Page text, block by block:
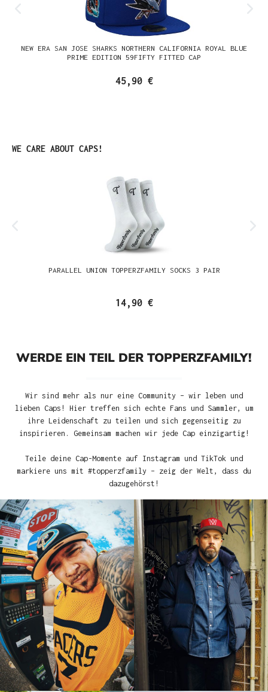
NEW ERA SAN JOSE SHARKS NORTHERN CALIFORNIA ROYAL BLUE
PRIME EDITION 59FIFTY FITTED CAP
45,90 €
Produktgalerie überspringen
WE CARE ABOUT CAPS!
PARALLEL UNION TOPPERZFAMILY SOCKS 3 PAIR
14,90 €
WERDE EIN TEIL DER TOPPERZFAMILY!
Wir sind mehr als nur eine Community – wir leben und
lieben Caps! Hier treffen sich echte Fans und Sammler, um
ihre Leidenschaft zu teilen und sich gegenseitig zu
inspirieren. Gemeinsam machen wir jede Cap einzigartig!
Teile deine Cap-Momente auf Instagram und TikTok und
markiere uns mit #topperzfamily – zeig der Welt, dass du
dazugehörst!